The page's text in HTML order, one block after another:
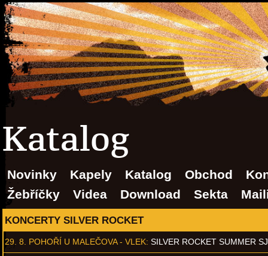
Katalog
Novinky Kapely Katalog Obchod
Žebříčky
Videa Download Sekta
KONCERTY SILVER ROCKET
29. 8. POHOŘÍ U MALEČOVA - VLEK: SILVER ROCKET SUMMER